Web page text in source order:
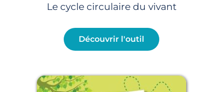
Le cycle circulaire du vivant
Découvrir l'outil